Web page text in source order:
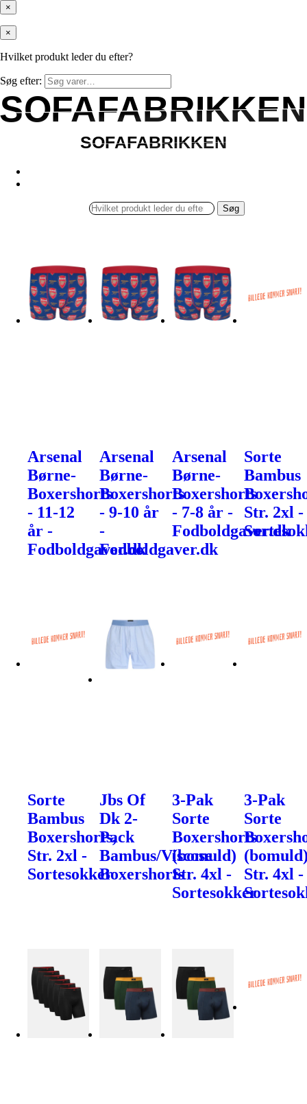
×
×
Hvilket produkt leder du efter?
Søg efter:
SOFAFABRIKKEN
SOFAFABRIKKEN
SOFAFABRIKKEN
Søg
Arsenal
Børne-
Boxershorts
- 11-12
år -
Fodboldgaver.dk
Arsenal
Børne-
Boxershorts
- 9-10 år
-
Fodboldgaver.dk
Arsenal
Børne-
Boxershorts
- 7-8 år -
Fodboldgaver.dk
Sorte
Bambus
Str. 2xl -
Sorte
Bambus
Boxershorts,
Str. 2xl -
Sortesokker
Jbs Of
Dk 2-
Pack
Bambus/Viscose
Boxershorts
3-Pak
Sorte
Boxershorts
(bomuld)
Str. 4xl -
Sortesokker
3-Pak
Sorte
Str. 4xl -